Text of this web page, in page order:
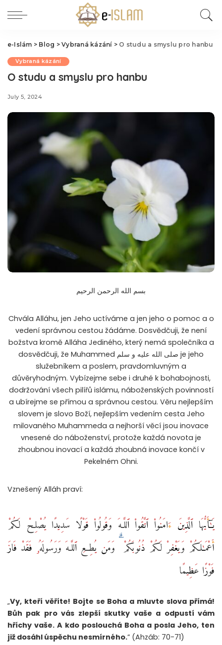
e-Islám > Blog >Vybraná kázání > O studu a smyslu pro hanbu
Vybraná kázání
O studu a smyslu pro hanbu
July 5, 2024
بسم الله الرحمن الرحيم
Chvála Alláhu, jen Jeho uctíváme a jen jeho o pomoc a o
vedení správnou cestou žádáme. Dosvědčuji, že není
božstva kromě Alláha Jediného, který nemá společníka a
dosvědčuji, že Muhammed صلى الله عليه و سلم je jeho
služebníkem a poslem, pravdomluvným a
důvěryhodným. Vybízejme sebe i druhé k bohabojnosti,
dodržování všech pilířů islámu, náboženských povinností
a ubírejme se přímou a správnou cestou. Věru nejlepším
slovem je slovo Boží, nejlepším vedením cesta Jeho
milovaného Muhammeda a nejhorší věcí jsou inovace
vnesené do náboženství, protože každá novota je
zhoubnou inovací a každá zhoubná inovace končí v
Pekelném Ohni.
Vznešený Alláh praví:
يَـٰٓأَيُّهَا ٱلَّذِينَ ءَامَنُوا۟ ٱتَّقُوا۟ ٱللَّـهَ وَقُولُوا۟ قَوْلًا سَدِيدًا يُصْلِحْ لَكُمْ
أَعْمَـٰلَكُمْ وَيَغْفِرْ لَكُمْ ذُنُوبَكُمْ ۗ وَمَن يُطِعِ ٱللَّـهَ وَرَسُولَهُۥ فَقَدْ فَازَ
فَوْزًا عَظِيمًا
„Vy, kteří věříte! Bojte se Boha a mluvte slova přímá!
Bůh pak pro vás zlepší skutky vaše a odpustí vám
hříchy vaše. A kdo poslouchá Boha a posla Jeho, ten
již dosáhl úspěchu nesmírného.” (Ahzáb: 70-71)